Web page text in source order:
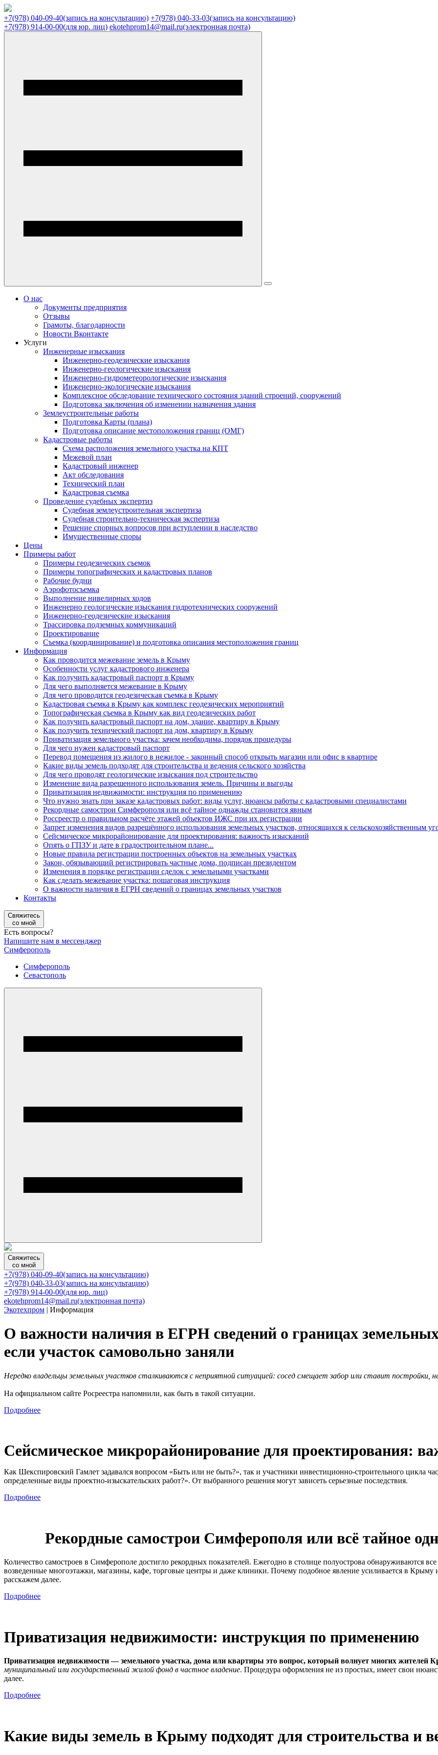
+7(978) 040-09-40(запись на консультацию) +7(978) 040-33-03(запись на консультацию)
+7(978) 914-00-00(для юр. лиц) ekotehprom14@mail.ru(электронная почта)
О нас
Документы предприятия
Отзывы
Грамоты, благодарности
Новости Вконтакте
Услуги
Инженерные изыскания
Инженерно-геодезические изыскания
Инженерно-геологические изыскания
Инженерно-гидрометеорологические изыскания
Инженерно-экологические изыскания
Комплексное обследование технического состояния зданий строений, сооружений
Подготовка заключения об изменении назначения здания
Землеустроительные работы
Подготовка Карты (плана)
Подготовка описание местоположения границ (ОМГ)
Кадастровые работы
Схема расположения земельного участка на КПТ
Межевой план
Кадастровый инженер
Акт обследования
Технический план
Кадастровая съемка
Проведение судебных экспертиз
Судебная землеустроительная экспертиза
Судебная строительно-техническая экспертиза
Решение спорных вопросов при вступлении в наследство
Имущественные споры
Цены
Примеры работ
Примеры геодезических съемок
Примеры топографических и кадастровых планов
Рабочие будни
Аэрофотосъемка
Выполнение нивелирных ходов
Инженерно геологические изыскания гидротехнических сооружений
Инженерно-геодезические изыскания
Трассировка подземных коммуникаций
Проектирование
Съемка (координирование) и подготовка описания местоположения границ
Информация
Как проводится межевание земель в Крыму
Особенности услуг кадастрового инженера
Как получить кадастровый паспорт в Крыму
Для чего выполняется межевание в Крыму
Для чего проводится геодезическая съемка в Крыму
Кадастровая съемка в Крыму как комплекс геодезических мероприятий
Топографическая съемка в Крыму как вид геодезических работ
Как получить кадастровый паспорт на дом, здание, квартиру в Крыму
Как получить технический паспорт на дом, квартиру в Крыму
Приватизация земельного участка: зачем необходима, порядок процедуры
Для чего нужен кадастровый паспорт
Перевод помещения из жилого в нежилое - законный способ открыть магазин или офис в квартире
Какие виды земель подходят для строительства и ведения сельского хозяйства
Для чего проводят геологические изыскания под строительство
Изменение вида разрешенного использования земель. Причины и выгоды
Приватизация недвижимости: инструкция по применению
Что нужно знать при заказе кадастровых работ: виды услуг, нюансы работы с кадастровыми специалистами
Рекордные самострои Симферополя или всё тайное однажды становится явным
Россреестр о правильном расчёте этажей объектов ИЖС при их регистрации
Запрет изменения видов разрешённого использования земельных участков, относящихся к сельскохозяйственным
Сейсмическое микрорайонирование для проектирования: важность изысканий
Опять о ГПЗУ и дате в градостроительном плане...
Новые правила регистрации построенных объектов на земельных участках
Закон, обязывающий регистрировать частные дома, подписан президентом
Изменения в порядке регистрации сделок с земельными участками
Как сделать межевание участка: пошаговая инструкция
О важности наличия в ЕГРН сведений о границах земельных участков
Контакты
Свяжитесь
со мной
Есть вопросы?
Напишите нам в мессенджер
Симферополь
Симферополь
Севастополь
Свяжитесь
со мной
+7(978) 040-09-40(запись на консультацию)
+7(978) 040-33-03(запись на консультацию)
+7(978) 914-00-00(для юр. лиц)
ekotehprom14@mail.ru(электронная почта)
Экотехпром | Информация
О важности наличия в ЕГРН сведений о границах
если участок самовольно заняли
Нередко владельцы земельных участков сталкиваются с неприятной ситуацией: сосед смещает забор или ставит постройки,
На официальном сайте Росреестра напомнили, как быть в такой ситуации.
Подробнее
Сейсмическое микрорайонирование для проектирования:
Как Шекспировский Гамлет задавался вопросом «Быть или не быть?», так и участники инвестиционно-строительного цикла
определенные виды проектно-изыскательских работ?». От выбранного решения могут зависеть серьезные последствия.
Подробнее
Рекордные самострои Симферополя или всё тайное
Количество самостроев в Симферополе достигло рекордных показателей. Ежегодно в столице полуострова обнаруживаются
возведенные многоэтажки, магазины, кафе, торговые центры и даже клиники. Почему подобное явление усиливается в Крыму
расскажем далее.
Подробнее
Приватизация недвижимости: инструкция по применению
Приватизация недвижимости — земельного участка, дома или квартиры это вопрос, который волнует многих жителей
муниципальный или государственный жилой фонд в частное владение. Процедура оформления не из простых, имеет свои
далее.
Подробнее
Какие виды земель в Крыму подходят для строительства и